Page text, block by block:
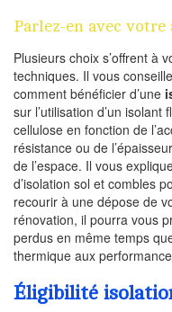
Parlez-en avec votre
Plusieurs choix s’offrent à
techniques. Il vous
comment bénéficier d’une
sur l’utilisation d’un
cellulose en fonction de
résistance ou de
de l’espace. Il vous
d’isolation sol et combles
recourir à une dépose de
rénovation, il pourra vous
perdus en même temps
thermique aux
Éligibilité